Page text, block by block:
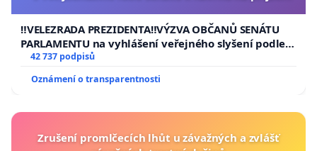
republiky
‼️VELEZRADA PREZIDENTA‼️VÝZVA OBČANŮ SENÁTU
PARLAMENTU na vyhlášení veřejného slyšení podle §
144 jednacího řádu Senátu k návrhu na přijetí
usnesení k podání ústavní žaloby na prezidenta
republiky
42 737 podpisů
Oznámení o transparentnosti
Zrušení promlčecích lhůt u závažných a zvlášť